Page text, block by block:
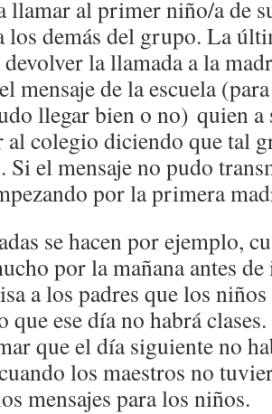
llamar al primer niño/a de
los demás del grupo. La
la llamada a la
mensaje de la escuela
llegar bien o no) quien a
colegio diciendo que tal
el mensaje no pudo
por la primera
se hacen por ejemplo,
por la mañana antes
a los padres que los
que ese día no habrá
que el día siguiente no
los maestros no
mensajes para los niños.